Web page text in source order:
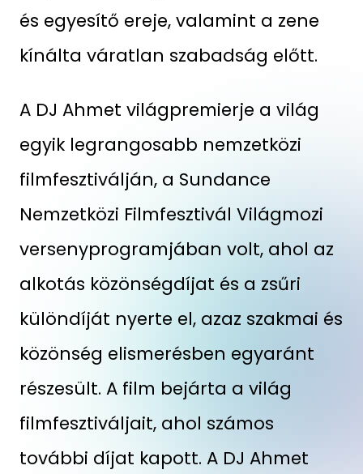
és egyesítő ereje, valamint a zene
kínálta váratlan szabadság előtt.
A DJ Ahmet világpremierje a világ
egyik legrangosabb nemzetközi
filmfesztiválján, a Sundance
Nemzetközi Filmfesztivál Világmozi
versenyprogramjában volt, ahol az
alkotás közönségdíjat és a zsűri
különdíját nyerte el, azaz szakmai és
közönség elismerésben egyaránt
részesült. A film bejárta a világ
filmfesztiváljait, ahol számos
további díjat kapott. A DJ Ahmet